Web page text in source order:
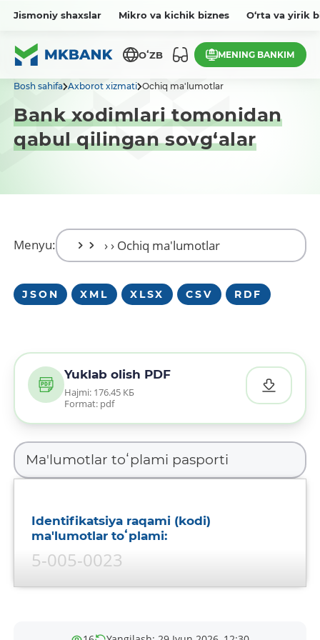
Jismoniy shaxslar Mikro va kichik biznes O‘rta va yirik
OʻZB MENING BANKIM
Bosh sahifa Axborot xizmati Ochiq ma'lumotlar
Bank xodimlari tomonidan
qabul qilingan sovg‘alar
Menyu:
JSON XML XLSX CSV RDF
Yuklab olish PDF
Hajmi: 176.45 КБ
Format: pdf
Identifikatsiya raqami (kodi)
ma'lumotlar toʻplami:
5-005-0023